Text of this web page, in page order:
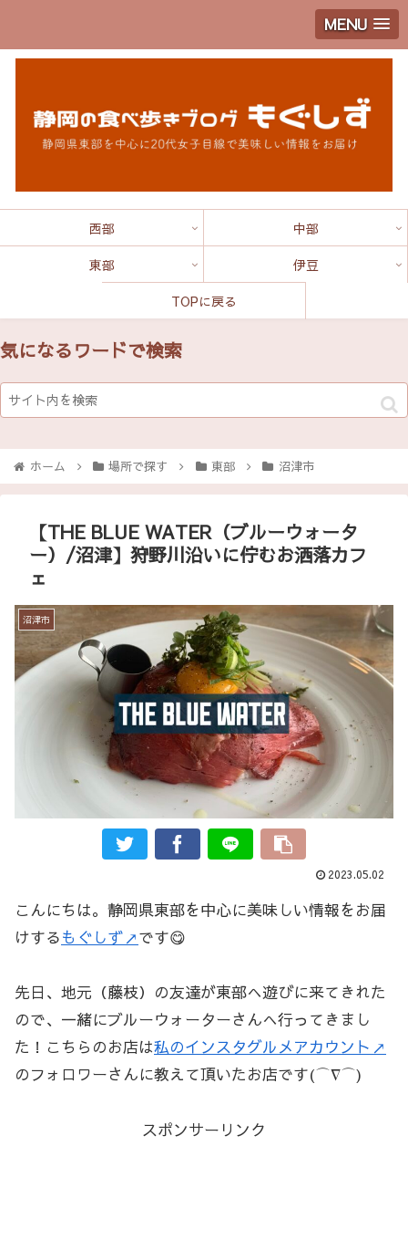
MENU
西部
中部
東部
伊豆
TOPに戻る
気になるワードで検索
ホーム 場所で探す 東部 沼津市
【THE BLUE WATER（ブルーウォータ
ー）/沼津】狩野川沿いに佇むお洒落カフ
ェ
沼津市
2023.05.02
こんにちは。静岡県東部を中心に美味しい情報をお届
けするもぐしず↗です😋
先日、地元（藤枝）の友達が東部へ遊びに来てきれた
ので、一緒にブルーウォーターさんへ行ってきまし
た！こちらのお店は私のインスタグルメアカウント↗
のフォロワーさんに教えて頂いたお店です(⌒∇⌒)
スポンサーリンク